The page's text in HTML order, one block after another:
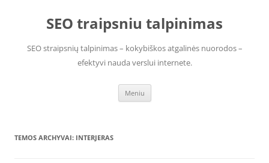
SEO traipsniu talpinimas
SEO straipsnių talpinimas – kokybiškos atgalinės nuorodos –
efektyvi nauda verslui internete.
Meniu
TEMOS ARCHYVAI: INTERJERAS